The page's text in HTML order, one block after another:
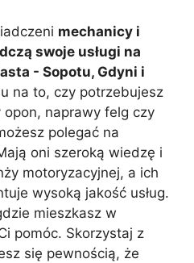
mechanicy i
swoje usługi na
- Sopotu, Gdyni i
na to, czy potrzebujesz
naprawy felg czy
polegać na
oni szeroką wiedzę i
motoryzacyjnej, a ich
wysoką jakość usług.
mieszkasz w
pomóc. Skorzystaj z
się pewnością, że